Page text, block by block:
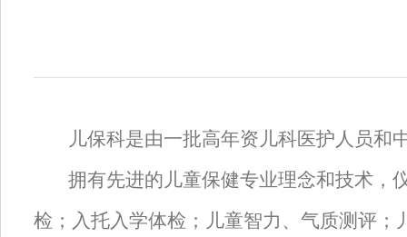
儿保科是由一批高年资儿科医护人员和
拥有先进的儿童保健专业理念和技术，
检 ； 入托入学体检 ； 儿童智力 、 气质测评；